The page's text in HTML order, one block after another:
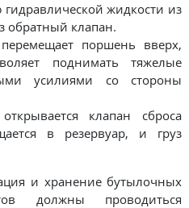
жидкости из
обратный клапан.
поршень вверх,
поднимать тяжелые
усилиями со стороны
клапан сброса
в резервуар, и груз
и хранение бутылочных
должны проводиться